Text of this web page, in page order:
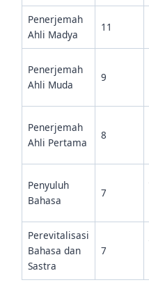
Penerjemah
Ahli Madya
11
Penerjemah
Ahli Muda
9
Penerjemah
Ahli Pertama
8
Penyuluh
Bahasa
7
Perevitalisasi
Bahasa dan
Sastra
7